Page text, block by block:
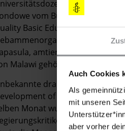
Auch Cookies
Als
mit unseren
aber vorher
davon,
vom Bündnis für eine
Basic Education),
(National
amtierende
Malawi gehört.
drangen im
of People ein und
Monat wurden
verübt. Zu